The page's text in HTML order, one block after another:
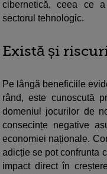
cibernetică, ceea ce
sectorul tehnologic.
Există și
Pe lângă beneficiile
rând, este cunoscută
domeniul jocurilor de
consecințe negative
economiei naționale.
adicție se pot confrunta
impact direct în